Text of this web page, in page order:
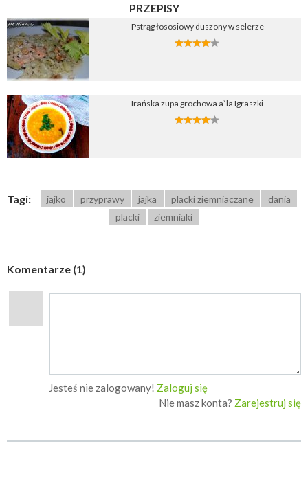
PRZEPISY
Pstrąg łososiowy duszony w selerze
Irańska zupa grochowa a`la Igraszki
Tagi: jajko przyprawy jajka placki ziemniaczane
dania
placki
ziemniaki
Komentarze (1)
Jesteś nie zalogowany! Zaloguj się
Nie masz konta? Zarejestruj się